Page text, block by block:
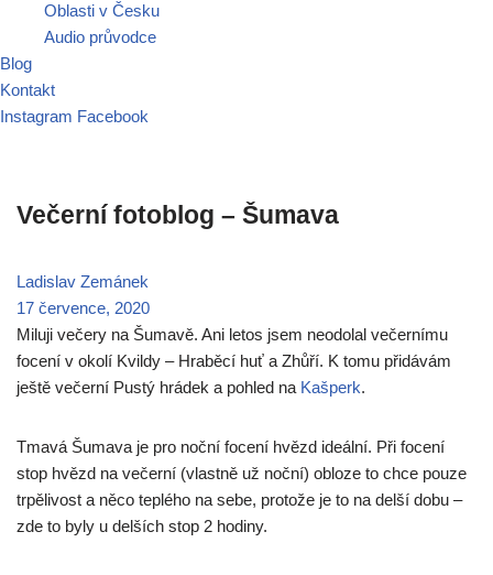
Oblasti v Česku
Audio průvodce
Blog
Kontakt
Instagram Facebook
Večerní fotoblog – Šumava
Ladislav Zemánek
17 července, 2020
Miluji večery na Šumavě. Ani letos jsem neodolal večernímu
focení v okolí Kvildy – Hraběcí huť a Zhůří. K tomu přidávám
ještě večerní Pustý hrádek a pohled na Kašperk.
Tmavá Šumava je pro noční focení hvězd ideální. Při focení
stop hvězd na večerní (vlastně už noční) obloze to chce pouze
trpělivost a něco teplého na sebe, protože je to na delší dobu –
zde to byly u delších stop 2 hodiny.